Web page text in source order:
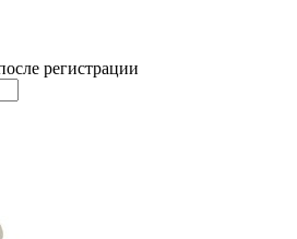
регистрации